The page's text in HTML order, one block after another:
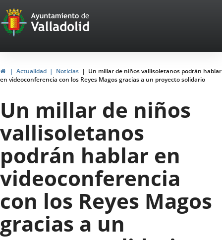
Portal
Web
del
Ayuntamiento
de
Valladolid
InicioActualidad Noticias
Un millar de niños vallisoletanos podrán hablar
en videoconferencia con los Reyes Magos gracias a un proyecto solidario
Un millar de niños
vallisoletanos
podrán hablar en
videoconferencia
con los Reyes Magos
gracias a un